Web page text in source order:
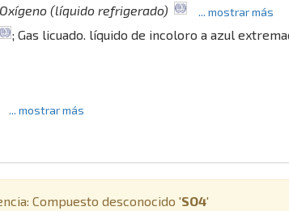
Oxígeno (líquido refrigerado) ... mostrar más
; Gas licuado. líquido de incoloro a azul
... mostrar más
Compuesto desconocido 'SO4'